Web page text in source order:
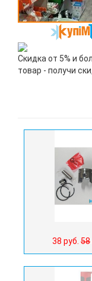
Скидка от 5% и
товар - получи
38 руб. 58